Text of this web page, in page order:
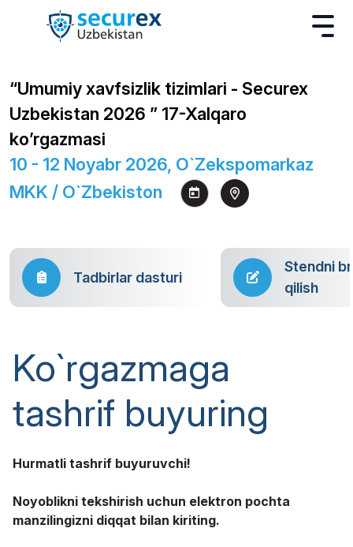
“Umumiy xavfsizlik tizimlari - Securex
Uzbekistan 2026 ” 17-Xalqaro
ko’rgazmasi
10 - 12 Noyabr 2026, O`zekspomarkaz
MKK / O`zbekiston
Tadbirlar dasturi
Stendni
qilish
Ko`rgazmaga
tashrif buyuring
Hurmatli tashrif buyuruvchi!
Noyoblikni tekshirish uchun elektron pochta
manzilingizni diqqat bilan kiriting.